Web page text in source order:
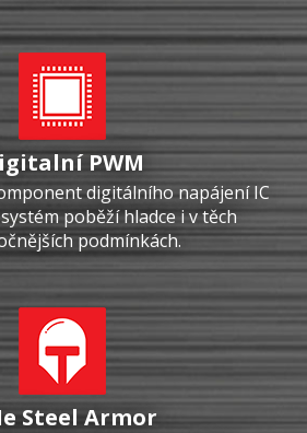
PWM
digitálního napájení IC
poběží hladce i v těch
podmínkách.
Steel Armor